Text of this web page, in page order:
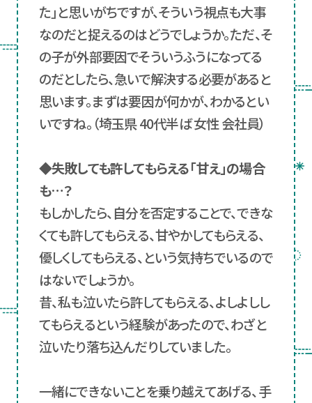
た」と思いがちですが、そういう視点も大事
なのだと捉えるのはどうでしょうか。ただ、そ
の子が外部要因でそういうふうになってる
のだとしたら、急いで解決する必要があると
思います。まずは要因が何かが、わかるとい
いですね。（埼玉県 40代半ば 女性 会社員）
◆失敗しても許してもらえる「甘え」の場合
も…？
もしかしたら、自分を否定することで、できな
くても許してもらえる、甘やかしてもらえる、
優しくしてもらえる、という気持ちでいるので
はないでしょうか。
昔、私も泣いたら許してもらえる、よしよしし
てもらえるという経験があったので、わざと
泣いたり落ち込んだりしていました。
一緒にできないことを乗り越えてあげる、手